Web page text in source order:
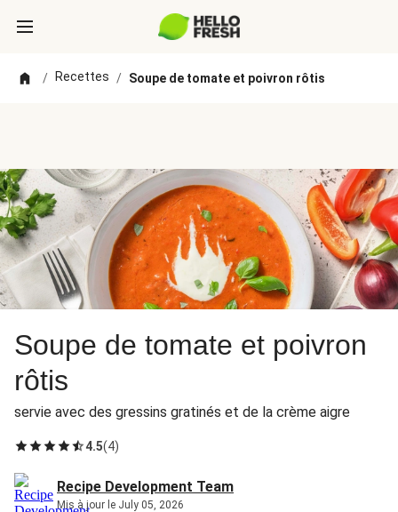
/ Recettes / Soupe de tomate et poivron rôtis
Soupe de tomate et poivron
rôtis
servie avec des gressins gratinés et de la crème aigre
4.5(4)
Recipe Development Team
Mis à jour le July 05, 2026